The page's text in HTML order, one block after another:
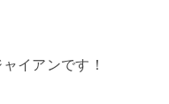
イアンです！